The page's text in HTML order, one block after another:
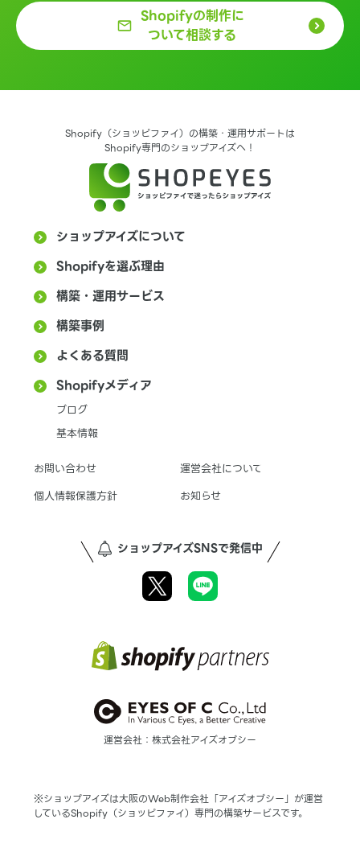
Shopifyの制作に
ついて相談する
Shopify（ショッピファイ）の構築・運用サポートは
Shopify専門のショップアイズへ！
ショップアイズについて
Shopifyを選ぶ理由
構築・運用サービス
構築事例
よくある質問
Shopifyメディア
ブログ
基本情報
お問い合わせ
運営会社について
個人情報保護方針
お知らせ
ショップアイズSNSで発信中
運営会社：株式会社アイズオブシー
※ショップアイズは大阪のWeb制作会社「アイズオブシー」が運営
しているShopify（ショッピファイ）専門の構築サービスです。